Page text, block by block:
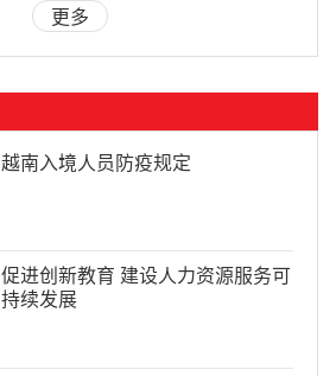
更多
越南入境人员防疫规定
促进创新教育 建设人力资源服务可
持续发展